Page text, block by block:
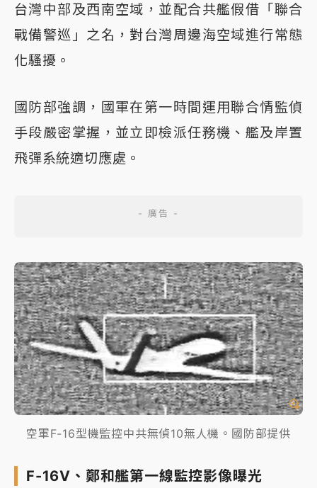
台灣中部及西南空域，並配合共艦假借「聯合
戰備警巡」之名，對台灣周邊海空域進行常態
化騷擾。
國防部強調，國軍在第一時間運用聯合情監偵
手段嚴密掌握，並立即檢派任務機、艦及岸置
飛彈系統適切應處。
空軍F-16型機監控中共無偵10無人機。國防部提供
F-16V、鄭和艦第一線監控影像曝光